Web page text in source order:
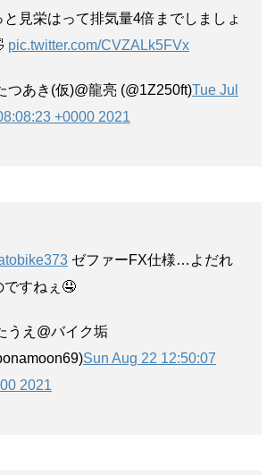
と見栄はって排気量4倍までしましょ
pic.twitter.com/CVZALk5FVx
あき(仮)@龍亮 (@1Z250ft)Tue Jul
+0000 2021
ゼファーFX仕様…よだれ
ですねぇ🤤
うえ@バイク垢
Sun Aug 22 12:50:07
2021